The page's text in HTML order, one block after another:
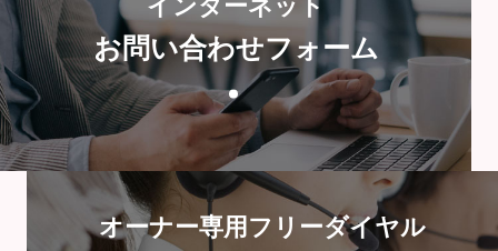
お問い合わせフォーム
オーナー専用フリーダイヤル